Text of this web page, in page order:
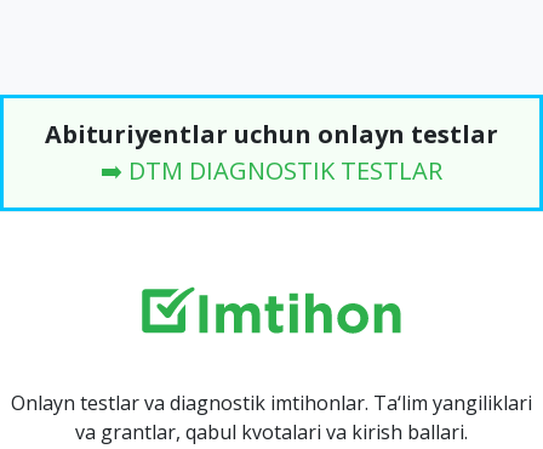
Abituriyentlar uchun onlayn testlar
➡️ DTM DIAGNOSTIK TESTLAR
Onlayn testlar va diagnostik imtihonlar. Ta‘lim yangiliklari
va grantlar, qabul kvotalari va kirish ballari.